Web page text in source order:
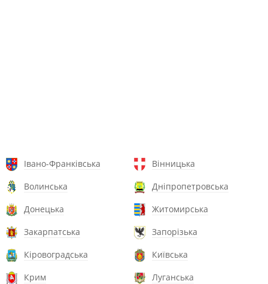
Івано-Франківська
Вінницька
Волинська
Дніпропетровська
Донецька
Житомирська
Закарпатська
Запорізька
Кіровоградська
Київська
Крим
Луганська